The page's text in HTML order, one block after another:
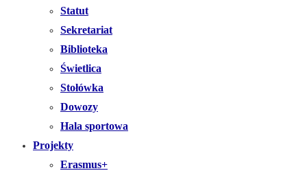
Statut
Sekretariat
Biblioteka
Świetlica
Stołówka
Dowozy
Hala sportowa
Projekty
Erasmus+